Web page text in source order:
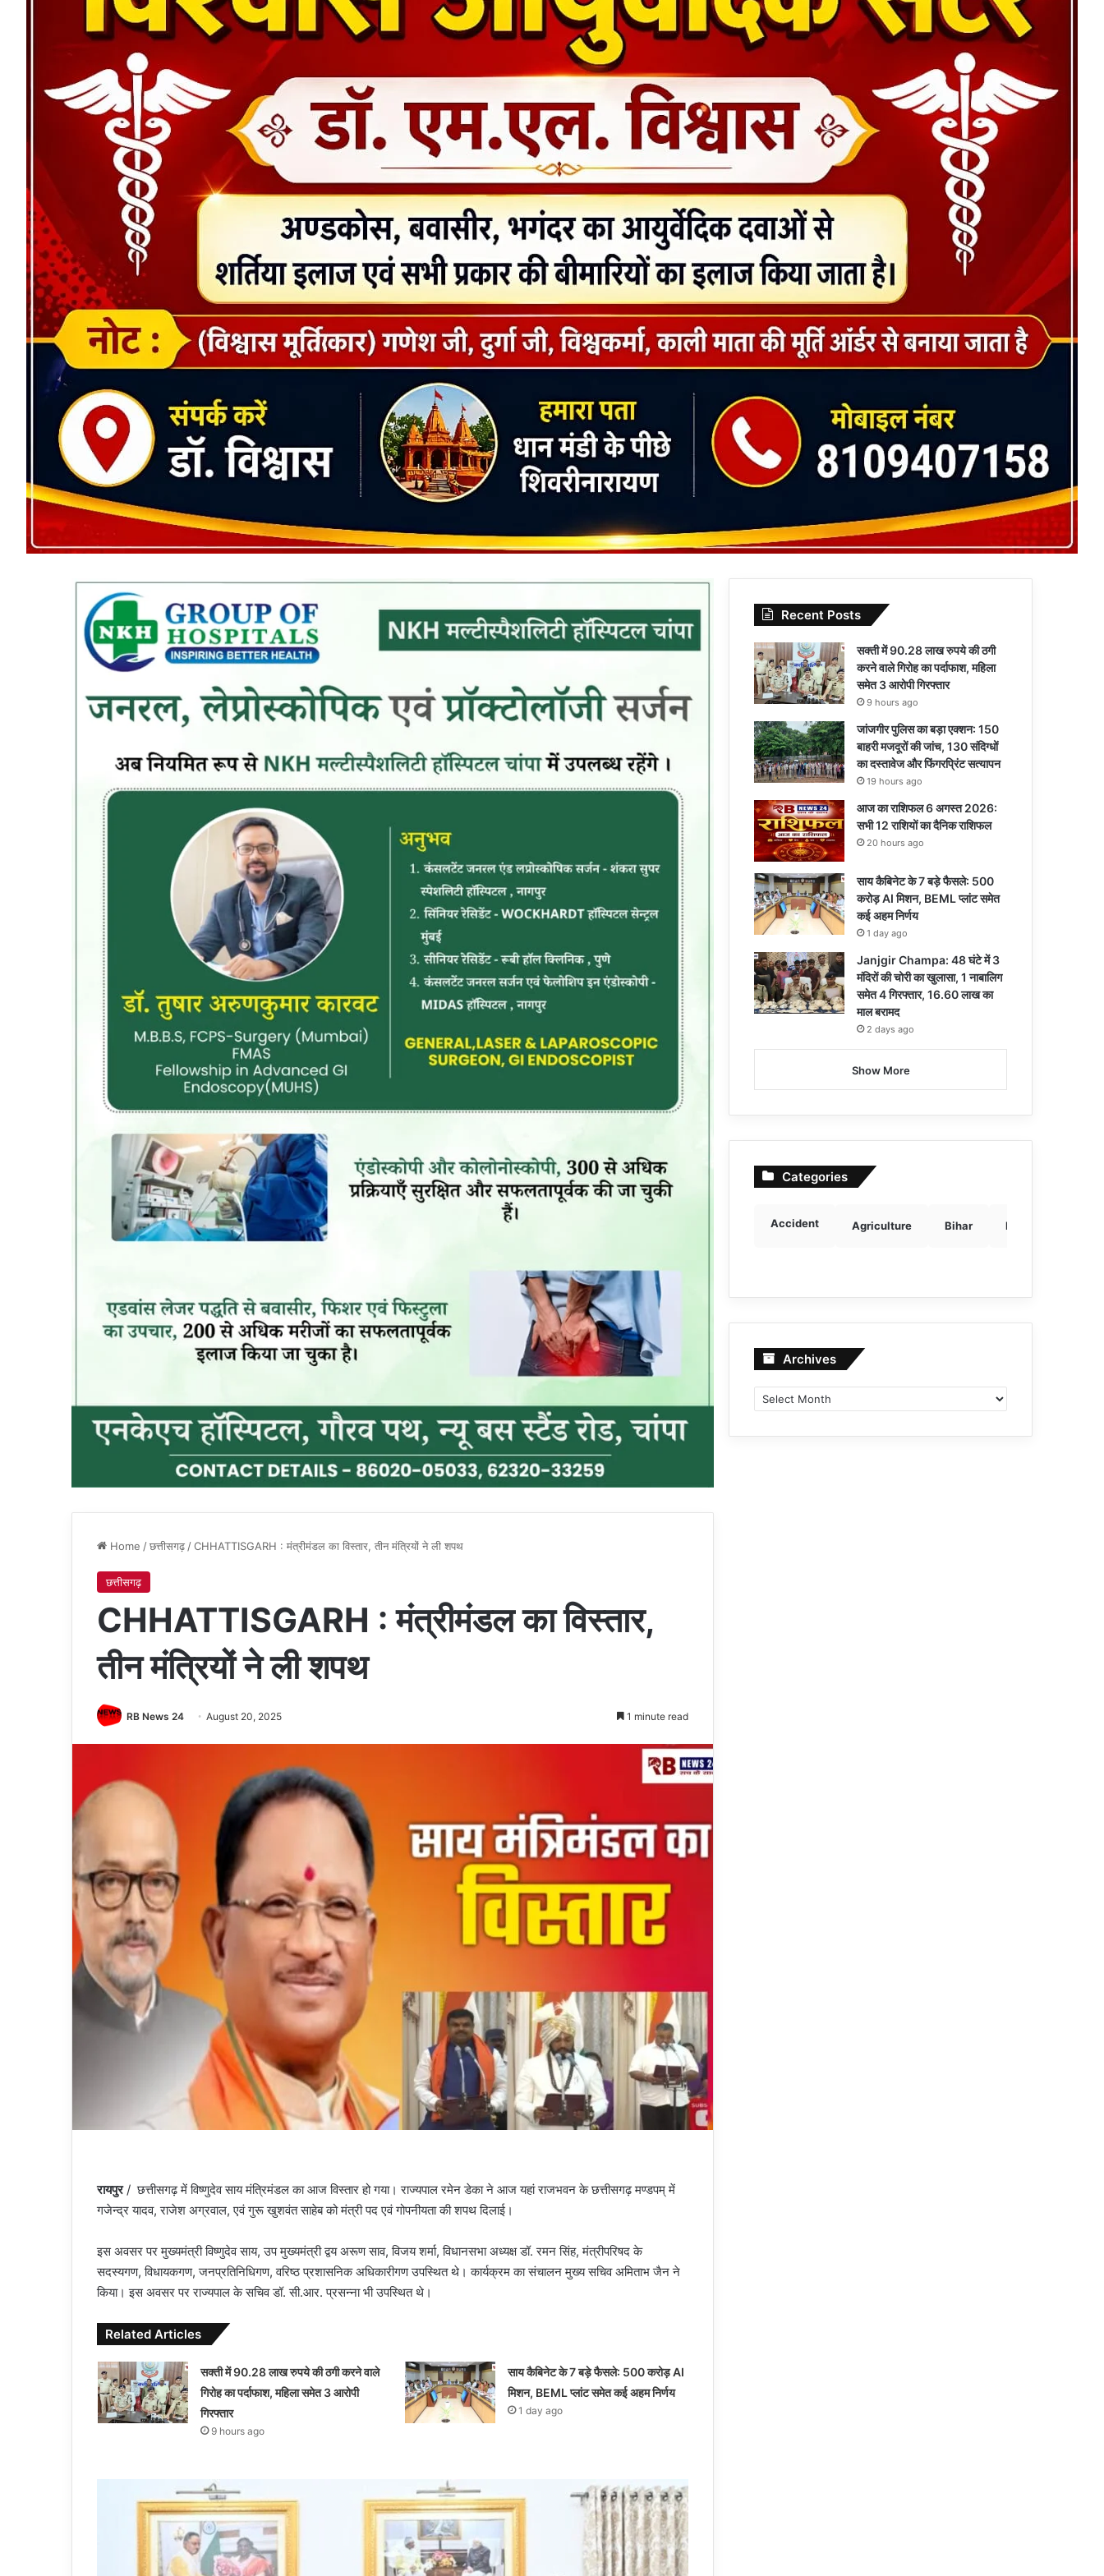
Home /छत्तीसगढ़ /CHHATTISGARH : मंत्रीमंडल का विस्तार, तीन मंत्रियों ने ली शपथ
छत्तीसगढ़
CHHATTISGARH : मंत्रीमंडल का विस्तार,
तीन मंत्रियों ने ली शपथ
RB News 24 August 20, 2025 1 minute read
रायपुर/ छत्तीसगढ़ में विष्णुदेव साय मंत्रिमंडल का आज विस्तार हो गया। राज्यपाल रमेन डेका ने आज यहां राजभवन के छत्तीसगढ़ मण्डपम् में
गजेन्द्र यादव, राजेश अग्रवाल, एवं गुरू खुशवंत साहेब को मंत्री पद एवं गोपनीयता की शपथ दिलाई।
इस अवसर पर मुख्यमंत्री विष्णुदेव साय, उप मुख्यमंत्री द्वय अरूण साव, विजय शर्मा, विधानसभा अध्यक्ष डॉ. रमन सिंह, मंत्रीपरिषद के
सदस्यगण, विधायकगण, जनप्रतिनिधिगण, वरिष्ठ प्रशासनिक अधिकारीगण उपस्थित थे। कार्यक्रम का संचालन मुख्य सचिव अमिताभ जैन ने
किया। इस अवसर पर राज्यपाल के सचिव डॉ. सी.आर. प्रसन्ना भी उपस्थित थे।
Related Articles
सक्ती में 90.28 लाख रुपये की ठगी करने वाले
गिरोह का पर्दाफाश, महिला समेत 3 आरोपी
गिरफ्तार
9 hours ago
साय कैबिनेट के 7 बड़े फैसले: 500 करोड़ AI
मिशन, BEML प्लांट समेत कई अहम निर्णय
1 day ago
Recent Posts
सक्ती में 90.28 लाख रुपये की ठगी
करने वाले गिरोह का पर्दाफाश, महिला
समेत 3 आरोपी गिरफ्तार
9 hours ago
जांजगीर पुलिस का बड़ा एक्शन: 150
बाहरी मजदूरों की जांच, 130 संदिग्धों
का दस्तावेज और फिंगरप्रिंट सत्यापन
19 hours ago
आज का राशिफल 6 अगस्त 2026:
सभी 12 राशियों का दैनिक राशिफल
20 hours ago
साय कैबिनेट के 7 बड़े फैसले: 500
करोड़ AI मिशन, BEML प्लांट समेत
कई अहम निर्णय
1 day ago
Janjgir Champa: 48 घंटे में 3
मंदिरों की चोरी का खुलासा, 1 नाबालिग
समेत 4 गिरफ्तार, 16.60 लाख का
माल बरामद
2 days ago
Show More
Categories
Accident Agriculture Bihar Breaking news
Archives Archives